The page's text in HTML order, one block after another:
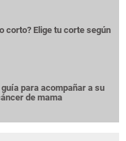
corto? Elige tu corte según
para acompañar a su
de mama